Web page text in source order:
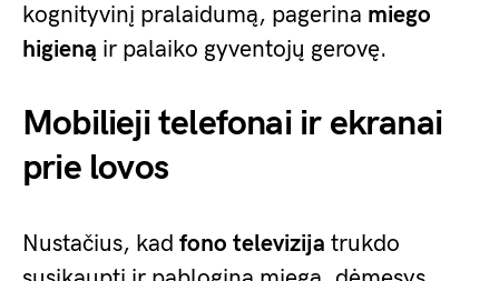
kognityvinį pralaidumą, pagerina miego
higieną ir palaiko gyventojų gerovę.
Mobilieji telefonai ir ekranai
prie lovos
Nustačius, kad fono televizija trukdo